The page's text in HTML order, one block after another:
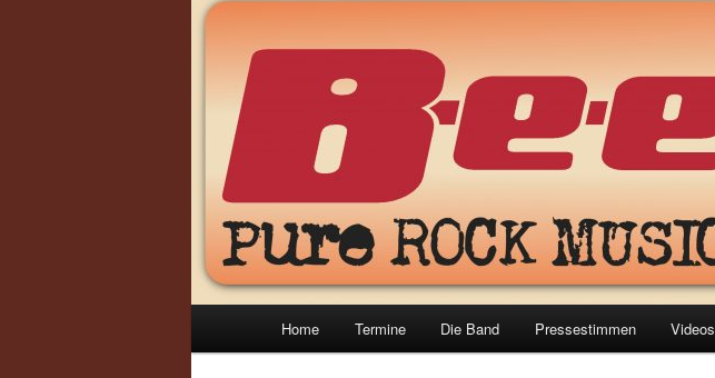
Home Termine Die Band Pressestimmen Videos